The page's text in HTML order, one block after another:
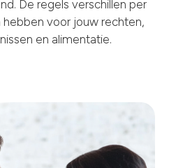
De regels verschillen per
voor jouw rechten,
en alimentatie.